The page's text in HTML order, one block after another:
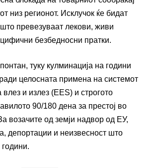
низ регионот. Исклучок ќе бидат
превезуваат лекови, живи
безбедносни пратки.
туку кулминација на години
целосната примена на системот
влез и излез (EES) и строгото
90/180 дена за престој во
возачите од земји надвор од ЕУ,
депортации и неизвесност што